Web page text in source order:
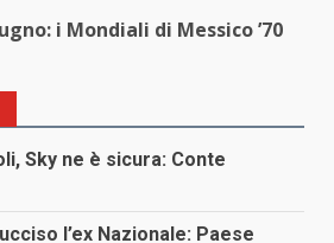
i Mondiali di Messico ’70
Sky ne è sicura: Conte
l’ex Nazionale: Paese